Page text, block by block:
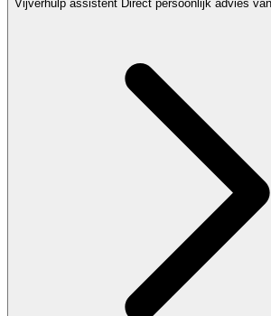
Vijverhulp assistent Direct persoonlijk advies